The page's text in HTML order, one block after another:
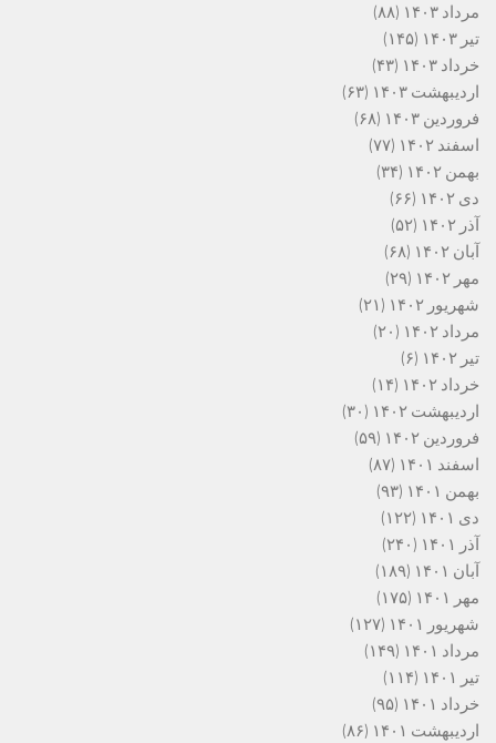
مرداد ۱۴۰۳
(۸۸)
تیر ۱۴۰۳
(۱۴۵)
خرداد ۱۴۰۳
(۴۳)
اردیبهشت ۱۴۰۳
(۶۳)
فروردین ۱۴۰۳
(۶۸)
اسفند ۱۴۰۲
(۷۷)
بهمن ۱۴۰۲
(۳۴)
دی ۱۴۰۲
(۶۶)
آذر ۱۴۰۲
(۵۲)
آبان ۱۴۰۲
(۶۸)
مهر ۱۴۰۲
(۲۹)
شهریور ۱۴۰۲
(۲۱)
مرداد ۱۴۰۲
(۲۰)
تیر ۱۴۰۲
(۶)
خرداد ۱۴۰۲
(۱۴)
اردیبهشت ۱۴۰۲
(۳۰)
فروردین ۱۴۰۲
(۵۹)
اسفند ۱۴۰۱
(۸۷)
بهمن ۱۴۰۱
(۹۳)
دی ۱۴۰۱
(۱۲۲)
آذر ۱۴۰۱
(۲۴۰)
آبان ۱۴۰۱
(۱۸۹)
مهر ۱۴۰۱
(۱۷۵)
شهریور ۱۴۰۱
(۱۲۷)
مرداد ۱۴۰۱
(۱۴۹)
تیر ۱۴۰۱
(۱۱۴)
خرداد ۱۴۰۱
(۹۵)
اردیبهشت ۱۴۰۱
(۸۶)